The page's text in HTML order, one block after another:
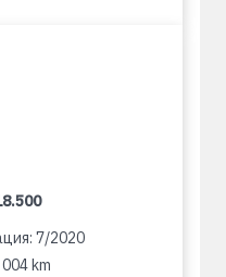
7/2020
km